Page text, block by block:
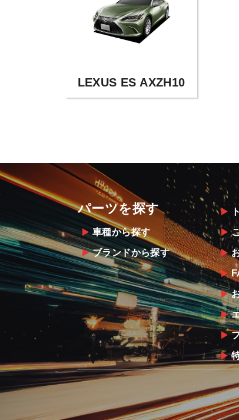
LEXUS ES AXZH10
パーツを探す
車種から探す
ブランドから探す